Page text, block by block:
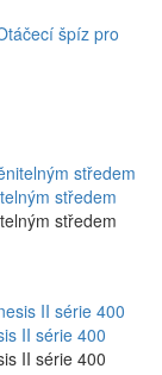
špíz pro
středem
středem
II série 400
II série 400